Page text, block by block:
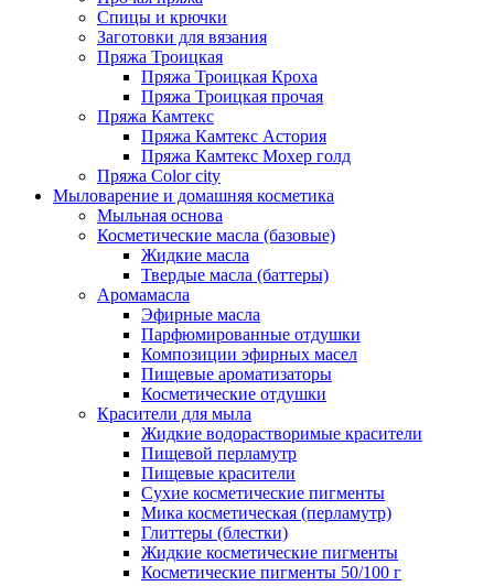
Спицы и крючки
Заготовки для вязания
Пряжа Троицкая
Пряжа Троицкая Кроха
Пряжа Троицкая прочая
Пряжа Камтекс
Пряжа Камтекс Астория
Пряжа Камтекс Мохер голд
Пряжа Color city
Мыловарение и домашняя косметика
Мыльная основа
Косметические масла (базовые)
Жидкие масла
Твердые масла (баттеры)
Аромамасла
Эфирные масла
Парфюмированные отдушки
Композиции эфирных масел
Пищевые ароматизаторы
Косметические отдушки
Красители для мыла
Жидкие водорастворимые красители
Пищевой перламутр
Пищевые красители
Сухие косметические пигменты
Мика косметическая (перламутр)
Глиттеры (блестки)
Жидкие косметические пигменты
Косметические пигменты 50/100 г